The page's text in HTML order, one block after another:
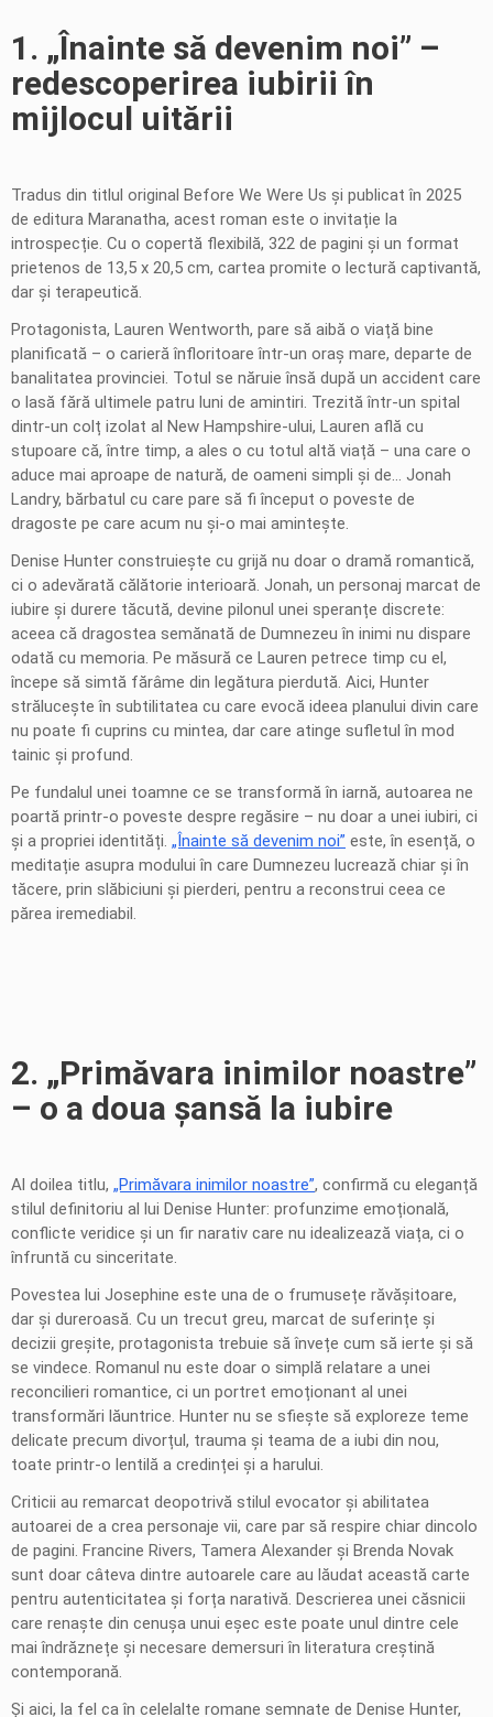
1. „Înainte să devenim noi” –
redescoperirea iubirii în
mijlocul uitării
Tradus din titlul original Before We Were Us și publicat în 2025
de editura Maranatha, acest roman este o invitație la
introspecție. Cu o copertă flexibilă, 322 de pagini și un format
prietenos de 13,5 x 20,5 cm, cartea promite o lectură captivantă,
dar și terapeutică.
Protagonista, Lauren Wentworth, pare să aibă o viață bine
planificată – o carieră înfloritoare într-un oraș mare, departe de
banalitatea provinciei. Totul se năruie însă după un accident care
o lasă fără ultimele patru luni de amintiri. Trezită într-un spital
dintr-un colț izolat al New Hampshire-ului, Lauren află cu
stupoare că, între timp, a ales o cu totul altă viață – una care o
aduce mai aproape de natură, de oameni simpli și de… Jonah
Landry, bărbatul cu care pare să fi început o poveste de
dragoste pe care acum nu și-o mai amintește.
Denise Hunter construiește cu grijă nu doar o dramă romantică,
ci o adevărată călătorie interioară. Jonah, un personaj marcat de
iubire și durere tăcută, devine pilonul unei speranțe discrete:
aceea că dragostea semănată de Dumnezeu în inimi nu dispare
odată cu memoria. Pe măsură ce Lauren petrece timp cu el,
începe să simtă fărâme din legătura pierdută. Aici, Hunter
strălucește în subtilitatea cu care evocă ideea planului divin care
nu poate fi cuprins cu mintea, dar care atinge sufletul în mod
tainic și profund.
Pe fundalul unei toamne ce se transformă în iarnă, autoarea ne
poartă printr-o poveste despre regăsire – nu doar a unei iubiri, ci
și a propriei identități. „Înainte să devenim noi” este, în esență, o
meditație asupra modului în care Dumnezeu lucrează chiar și în
tăcere, prin slăbiciuni și pierderi, pentru a reconstrui ceea ce
părea iremediabil.
2. „Primăvara inimilor noastre”
– o a doua șansă la iubire
Al doilea titlu, „Primăvara inimilor noastre”, confirmă cu eleganță
stilul definitoriu al lui Denise Hunter: profunzime emoțională,
conflicte veridice și un fir narativ care nu idealizează viața, ci o
înfruntă cu sinceritate.
Povestea lui Josephine este una de o frumusețe răvășitoare,
dar și dureroasă. Cu un trecut greu, marcat de suferințe și
decizii greșite, protagonista trebuie să învețe cum să ierte și să
se vindece. Romanul nu este doar o simplă relatare a unei
reconcilieri romantice, ci un portret emoționant al unei
transformări lăuntrice. Hunter nu se sfiește să exploreze teme
delicate precum divorțul, trauma și teama de a iubi din nou,
toate printr-o lentilă a credinței și a harului.
Criticii au remarcat deopotrivă stilul evocator și abilitatea
autoarei de a crea personaje vii, care par să respire chiar dincolo
de pagini. Francine Rivers, Tamera Alexander și Brenda Novak
sunt doar câteva dintre autoarele care au lăudat această carte
pentru autenticitatea și forța narativă. Descrierea unei căsnicii
care renaște din cenușa unui eșec este poate unul dintre cele
mai îndrăznețe și necesare demersuri în literatura creștină
contemporană.
Și aici, la fel ca în celelalte romane semnate de Denise Hunter,